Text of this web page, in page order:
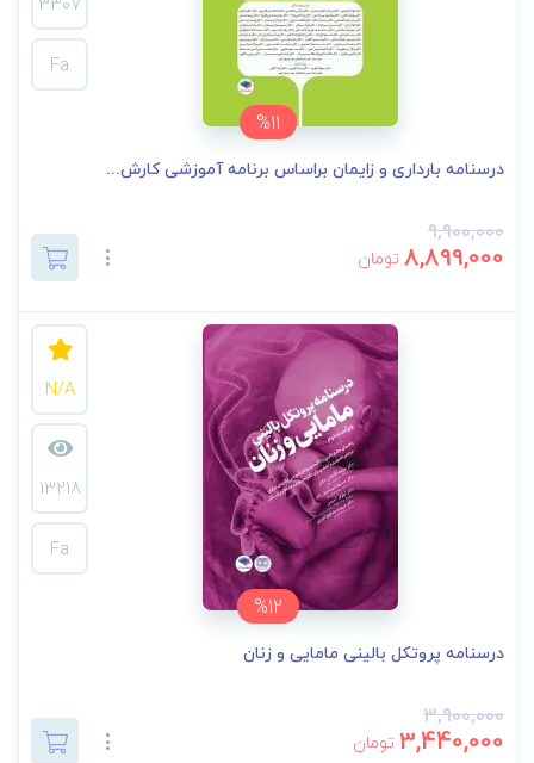
%11
Fa
درسنامه بارداری و زایمان براساس برنامه آموزشی کارش...
9,900,000
8,899,000 تومان
%12
N/A
13218
Fa
درسنامه پروتکل بالینی مامایی و زنان
3,900,000
3,440,000 تومان